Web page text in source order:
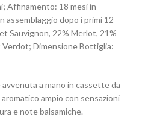
Affinamento: 18 mesi in
assemblaggio dopo i primi 12
Sauvignon, 22% Merlot, 21%
Dimensione Bottiglia:
a mano in cassette da
ampio con sensazioni
e note balsamiche.